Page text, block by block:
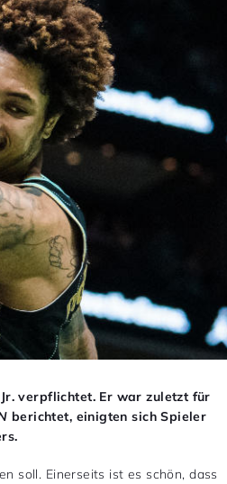
verpflichtet. Er war zuletzt für
berichtet, einigten sich Spieler
soll. Einerseits ist es schön, dass